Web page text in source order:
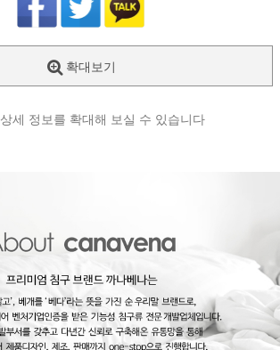
확대보기
상세 정보를 확대해 보실 수 있습니다